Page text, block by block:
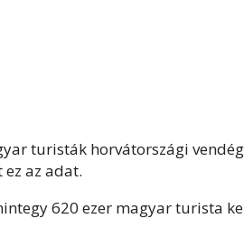
turisták horvátországi
az adat.
620 ezer magyar turista